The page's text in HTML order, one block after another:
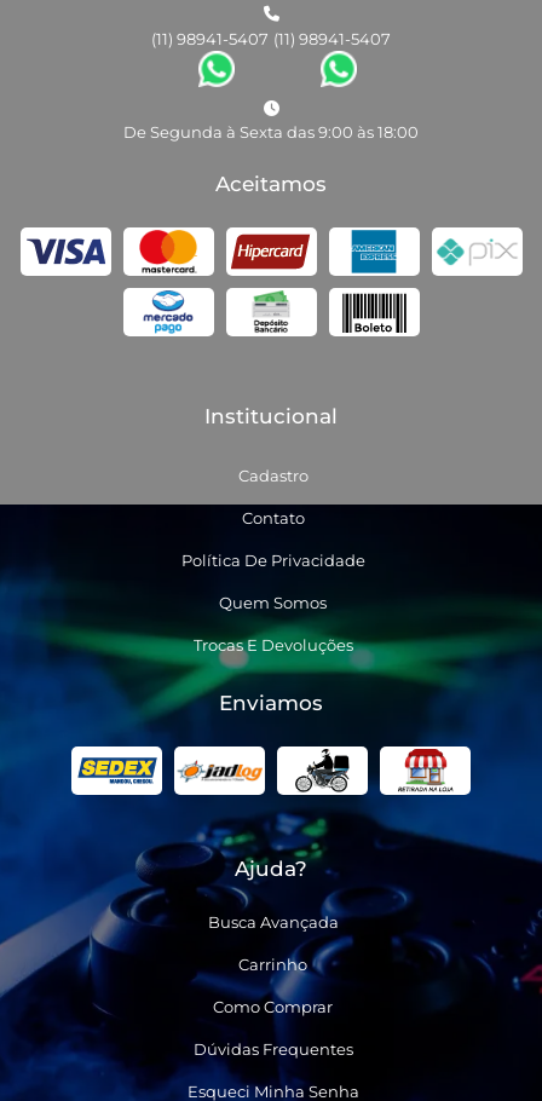
(11) 98941-5407 (11) 98941-5407
De Segunda à Sexta das 9:00 às 18:00
Aceitamos
Institucional
Cadastro
Contato
Política De Privacidade
Quem Somos
Trocas E Devoluções
Enviamos
Ajuda?
Busca Avançada
Carrinho
Como Comprar
Dúvidas Frequentes
Esqueci Minha Senha